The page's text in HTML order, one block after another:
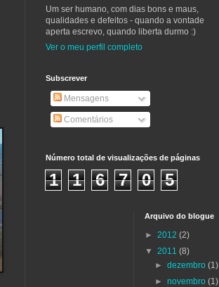
Um ser humano, com dias bons e maus,
qualidades e defeitos - quando a vontade
aperta escrevo, quando liberta durmo :)
Ver o meu perfil completo
Subscrever
Mensagens
Comentários
Número total de visualizações de páginas
1 1 6 7 0 5
Arquivo do blogue
► 2012 (2)
▼ 2011 (8)
►dezembro(1)
►novembro(1)